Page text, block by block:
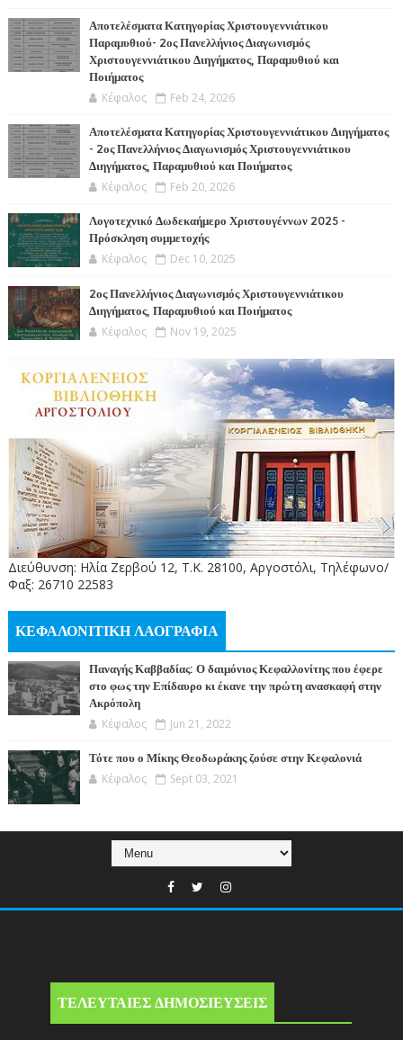
Αποτελέσματα Κατηγορίας Χριστουγεννιάτικου
Παραμυθιού- 2ος Πανελλήνιος Διαγωνισμός
Χριστουγεννιάτικου Διηγήματος, Παραμυθιού και
Ποιήματος
Κέφαλος Feb 24, 2026
Αποτελέσματα Κατηγορίας Χριστουγεννιάτικου Διηγήματος
- 2ος Πανελλήνιος Διαγωνισμός Χριστουγεννιάτικου
Διηγήματος, Παραμυθιού και Ποιήματος
Κέφαλος Feb 20, 2026
Λογοτεχνικό Δωδεκαήμερο Χριστουγέννων 2025 -
Πρόσκληση συμμετοχής
Κέφαλος Dec 10, 2025
2ος Πανελλήνιος Διαγωνισμός Χριστουγεννιάτικου
Διηγήματος, Παραμυθιού και Ποιήματος
Κέφαλος Nov 19, 2025
Διεύθυνση: Ηλία Ζερβού 12, Τ.Κ. 28100, Αργοστόλι, Τηλέφωνο/
Φαξ: 26710 22583
ΚΕΦΑΛΟΝΙΤΙΚΗ ΛΑΟΓΡΑΦΙΑ
Παναγής Καββαδίας: Ο δαιμόνιος Κεφαλλονίτης που έφερε
στο φως την Επίδαυρο κι έκανε την πρώτη ανασκαφή στην
Ακρόπολη
Κέφαλος Jun 21, 2022
Τότε που ο Μίκης Θεοδωράκης ζούσε στην Κεφαλονιά
Κέφαλος Sept 03, 2021
ΤΕΛΕΥΤΑΙΕΣ ΔΗΜΟΣΙΕΥΣΕΙΣ